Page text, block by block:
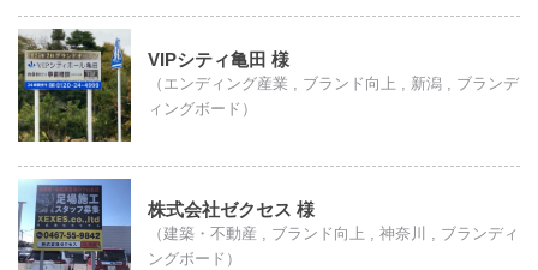
VIPシティ亀田 様
（エンディング産業 , ブランド向上 , 新潟 , ブランデ
ィングボード）
株式会社ゼクセス 様
（建築・不動産 , ブランド向上 , 神奈川 , ブランディ
ングボード）